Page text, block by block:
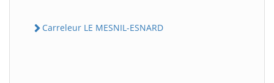
Carreleur LE MESNIL-ESNARD